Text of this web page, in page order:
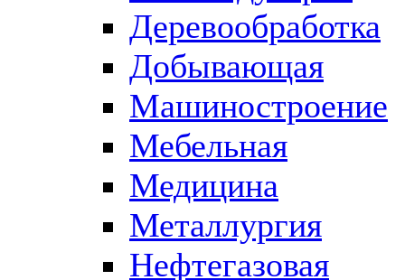
Деревообработка
Добывающая
Машиностроение
Мебельная
Медицина
Металлургия
Нефтегазовая